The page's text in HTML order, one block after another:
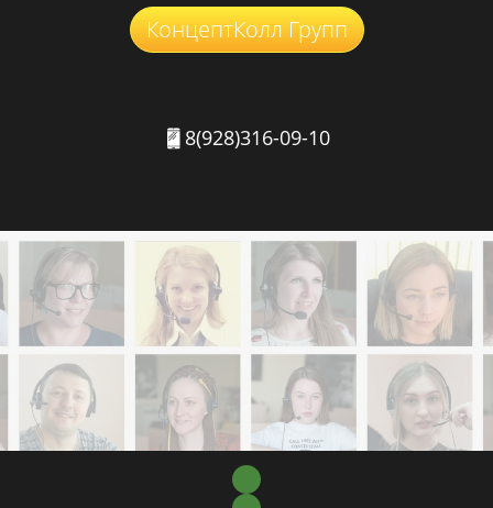
КонцептКолл Групп
8(928)316-09-10